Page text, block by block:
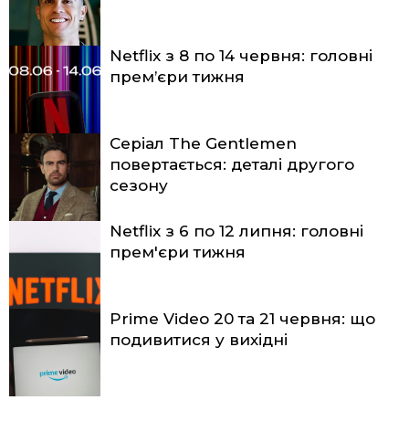
Netflix з 8 по 14 червня: головні
прем’єри тижня
Серіал The Gentlemen
повертається: деталі другого
сезону
Netflix з 6 по 12 липня: головні
прем'єри тижня
Prime Video 20 та 21 червня: що
подивитися у вихідні